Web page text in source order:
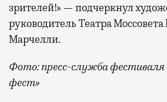
зрителей!» — подчеркнул
руководитель Театра
Марчелли.
Фото: пресс-служба
фест»